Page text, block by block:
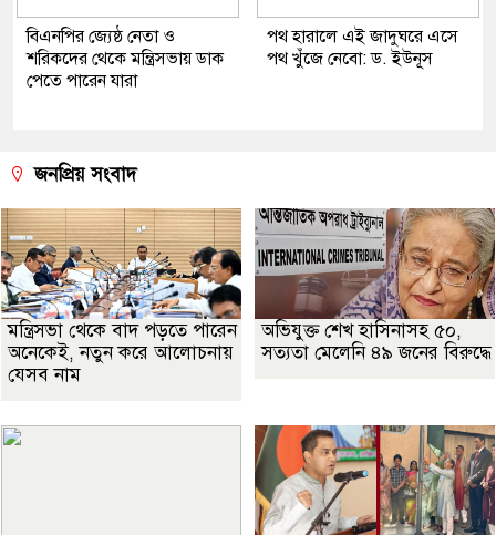
বিএনপির জ্যেষ্ঠ নেতা ও
শরিকদের থেকে মন্ত্রিসভায় ডাক
পেতে পারেন যারা
পথ হারালে এই জাদুঘরে এসে
পথ খুঁজে নেবো: ড. ইউনূস
জনপ্রিয় সংবাদ
মন্ত্রিসভা থেকে বাদ পড়তে পারেন
অনেকেই, নতুন করে আলোচনায়
যেসব নাম
অভিযুক্ত শেখ হাসিনাসহ ৫০,
সত্যতা মেলেনি ৪৯ জনের বিরুদ্ধে